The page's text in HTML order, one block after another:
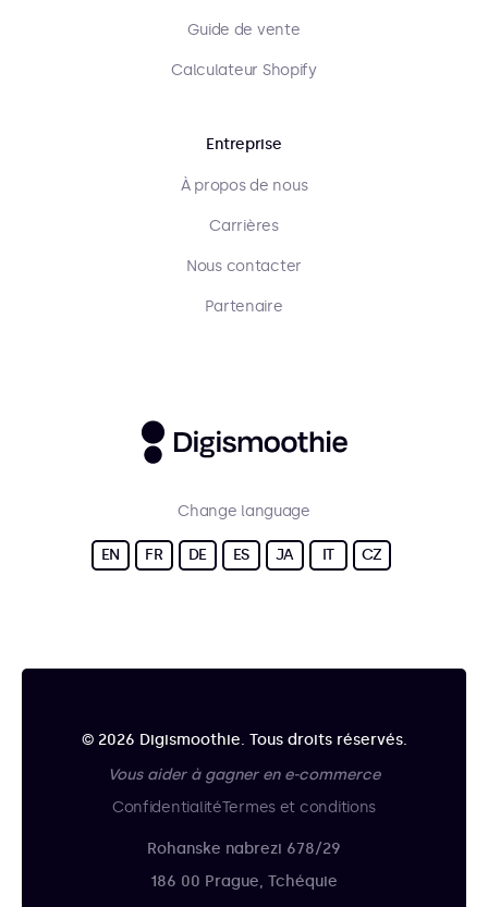
Guide de vente
Calculateur Shopify
Entreprise
À propos de nous
Carrières
Nous contacter
Partenaire
Change language
EN FR DE ES JA IT CZ
© 2026 Digismoothie. Tous droits réservés.
Vous aider à gagner en e-commerce
ConfidentialitéTermes et conditions
Rohanske nabrezi 678/29
186 00 Prague, Tchéquie